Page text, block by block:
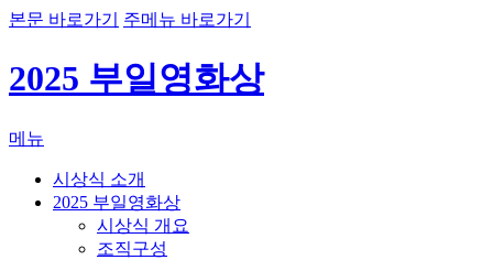
본문 바로가기 주메뉴 바로가기
2025 부일영화상
메뉴
시상식 소개
2025 부일영화상
시상식 개요
조직구성